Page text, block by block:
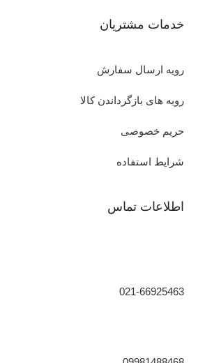
اطلاعات تماس
021-66925463
خدمات مشتریان
رویه ارسال سفارش
رویه های بازگرداندن کالا
حریم خصوصی
شرایط استفاده